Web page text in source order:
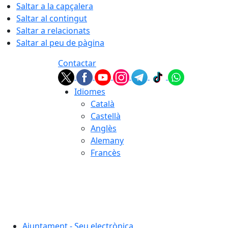
Saltar a la capçalera
Saltar al contingut
Saltar a relacionats
Saltar al peu de pàgina
Contactar
Idiomes
Català
Castellà
Anglès
Alemany
Francès